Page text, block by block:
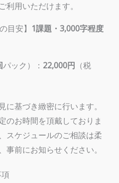
利用いただけます。
目安】 1課題・3,000字程度
パック）： 22,000円 （税
に基づき緻密に行います。
のお時間を頂戴しておりま
スケジュールのご相談は柔
前にお知らせください。